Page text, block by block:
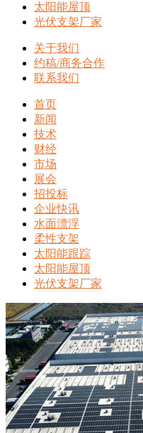
太阳能屋顶
光伏支架厂家
关于我们
约稿/商务合作
联系我们
首页
新闻
技术
财经
市场
展会
招投标
企业快讯
水面漂浮
柔性支架
太阳能跟踪
太阳能屋顶
光伏支架厂家